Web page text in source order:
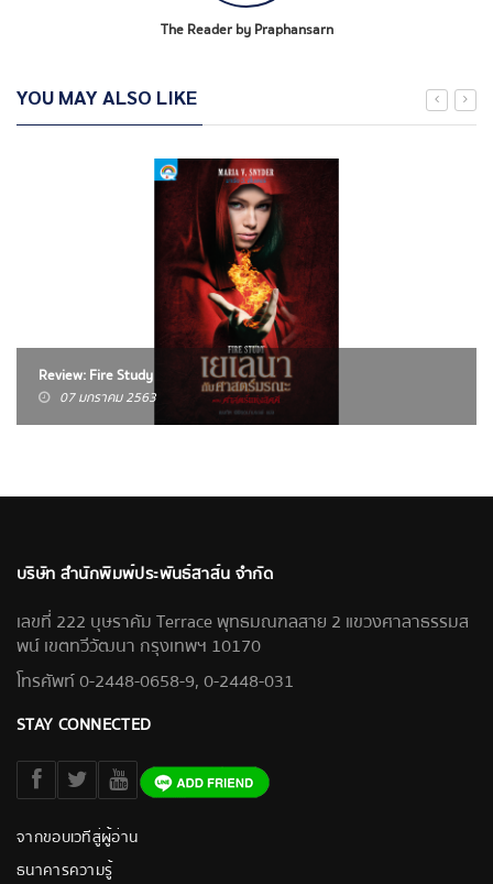
The Reader by Praphansarn
YOU MAY ALSO LIKE
Review: Fire Study
07 มกราคม 2563
บริษัท สำนักพิมพ์ประพันธ์สาส์น จำกัด
เลขที่ 222 บุษราคัม Terrace พุทธมณฑลสาย 2 แขวงศาลาธรรมส
พน์ เขตทวีวัฒนา กรุงเทพฯ 10170
โทรศัพท์ 0-2448-0658-9, 0-2448-031
STAY CONNECTED
จากขอบเวทีสู่ผู้อ่าน
ธนาคารความรู้